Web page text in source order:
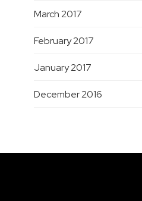
March 2017
February 2017
January 2017
December 2016